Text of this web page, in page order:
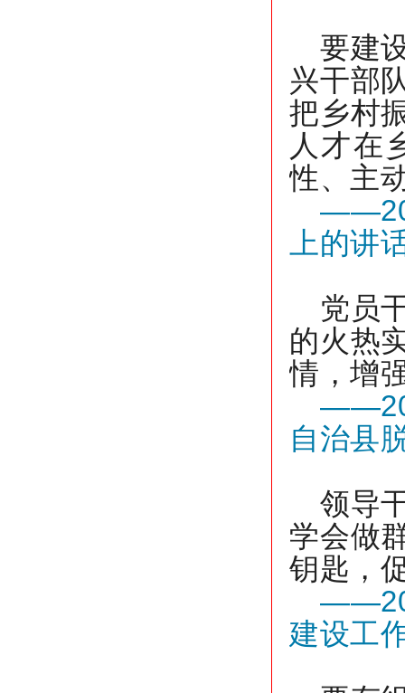
要建
兴干部
把乡村
人才在
性、主
上的讲
党员
的火热
情，增
自治县
领导
学会做
钥匙，
建设工